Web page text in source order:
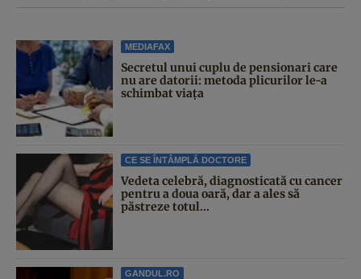
MEDIAFAX
Secretul unui cuplu de pensionari care
nu are datorii: metoda plicurilor le-a
schimbat viața
CE SE ÎNTÂMPLĂ DOCTORE
Vedeta celebră, diagnosticată cu cancer
pentru a doua oară, dar a ales să
păstreze totul...
GANDUL.RO